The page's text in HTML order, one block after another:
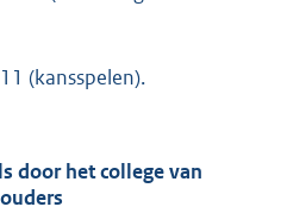
(kansspelen).
door het college van